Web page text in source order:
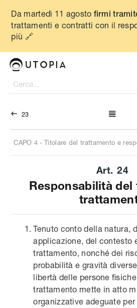
Da martedì 11 agosto firmi
trattamenti e contratti con il
più 🔗
 23 
CAPO 4 - Titolare del trattamento e
Art. 24
Responsabilità del
Tenuto conto della natura,
applicazione, del contesto
trattamento, nonché dei
probabilità e gravità
libertà delle persone
trattamento mette in atto
organizzative adeguate